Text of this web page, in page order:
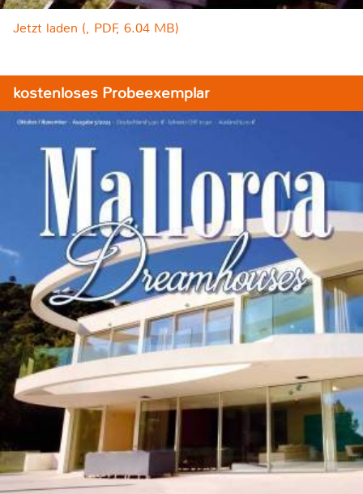
Jetzt laden (, PDF, 6.04 MB)
kostenloses Probeexemplar